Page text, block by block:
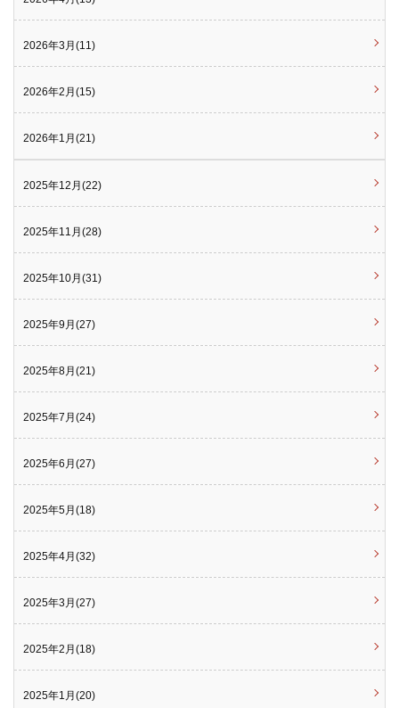
2026年3月(11)
2026年2月(15)
2026年1月(21)
2025年12月(22)
2025年11月(28)
2025年10月(31)
2025年9月(27)
2025年8月(21)
2025年7月(24)
2025年6月(27)
2025年5月(18)
2025年4月(32)
2025年3月(27)
2025年2月(18)
2025年1月(20)